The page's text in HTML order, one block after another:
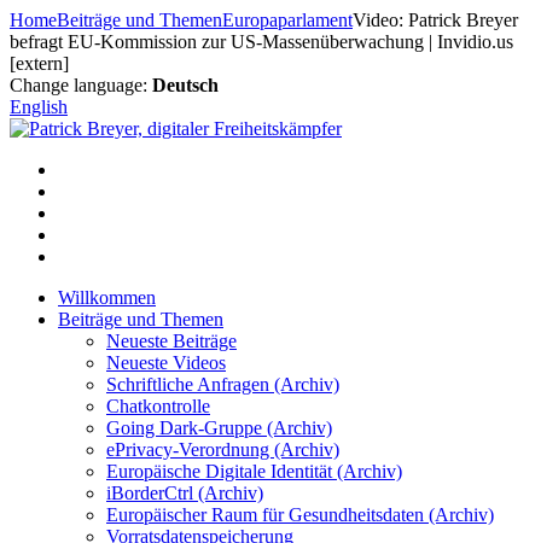
Zum
Inhalt
springen
HomeBeiträge und ThemenEuropaparlamentVideo: Patrick Breyer
befragt EU-Kommission zur US-Massenüberwachung | Invidio.us
[extern]
Change language: Deutsch
English
Willkommen
Beiträge und Themen
Neueste Beiträge
Neueste Videos
Schriftliche Anfragen (Archiv)
Chatkontrolle
Going Dark-Gruppe (Archiv)
ePrivacy-Verordnung (Archiv)
Europäische Digitale Identität (Archiv)
iBorderCtrl (Archiv)
Europäischer Raum für Gesundheitsdaten (Archiv)
Vorratsdatenspeicherung